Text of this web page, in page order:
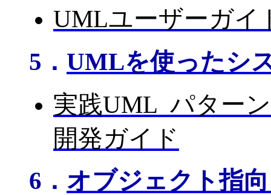
UMLユーザーガイ
5． UMLを使ったシ
実践UML パター
開発ガイド
6． オブジェクト指